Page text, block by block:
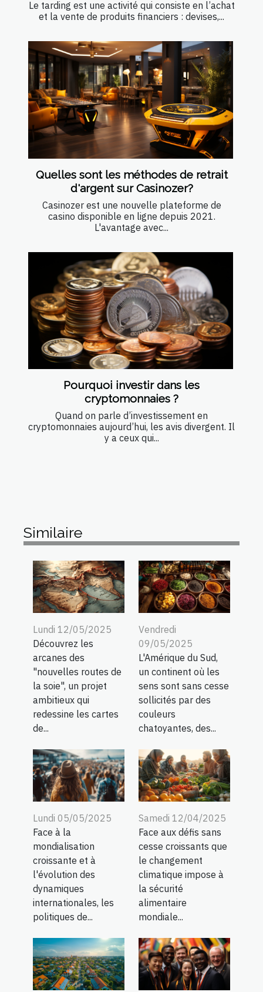
Le tarding est une activité qui consiste en l’achat
et la vente de produits financiers : devises,...
Quelles sont les méthodes de retrait
d'argent sur Casinozer?
Casinozer est une nouvelle plateforme de
casino disponible en ligne depuis 2021.
L'avantage avec...
Pourquoi investir dans les
cryptomonnaies ?
Quand on parle d’investissement en
cryptomonnaies aujourd’hui, les avis divergent. Il
y a ceux qui...
Similaire
Lundi 12/05/2025
Découvrez les
arcanes des
"nouvelles routes de
la soie", un projet
ambitieux qui
redessine les cartes
de...
Vendredi
09/05/2025
L'Amérique du Sud,
un continent où les
sens sont sans cesse
sollicités par des
couleurs
chatoyantes, des...
Lundi 05/05/2025
Face à la
mondialisation
croissante et à
l'évolution des
dynamiques
internationales, les
politiques de...
Samedi 12/04/2025
Face aux défis sans
cesse croissants que
le changement
climatique impose à
la sécurité
alimentaire
mondiale...